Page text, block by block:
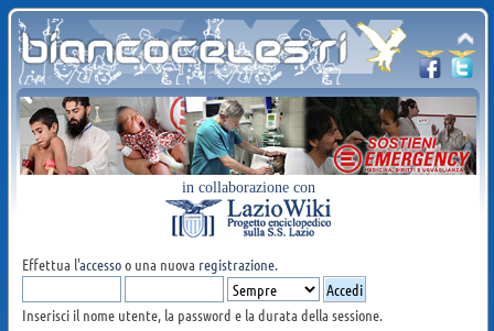
in collaborazione con
Effettua l'accessoo una nuova registrazione.
Inserisci il nome utente, la password e la durata della sessione.